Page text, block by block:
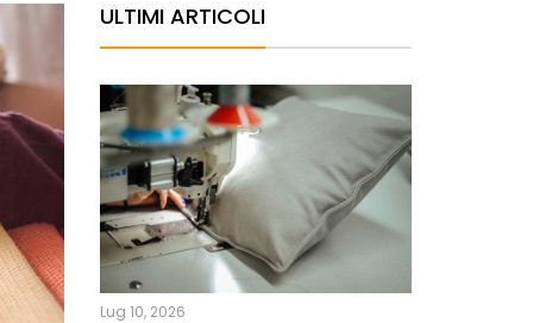
ULTIMI ARTICOLI
Lug 10, 2026